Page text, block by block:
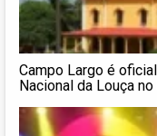
Campo Largo é
Nacional da Louça